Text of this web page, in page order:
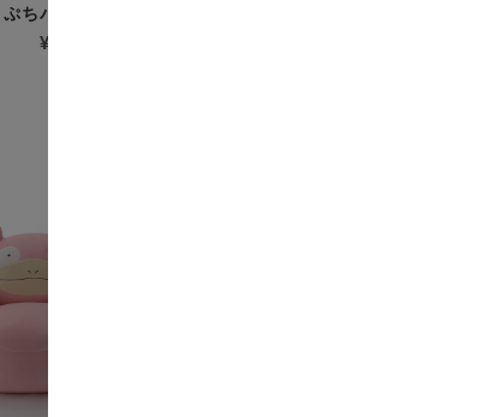
ちパン座椅子
¥4,990